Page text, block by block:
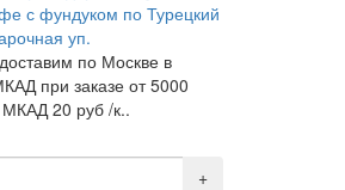
с фундуком по Турецкий
уп.
по Москве в
при заказе от 5000
МКАД 20 руб /к..
+